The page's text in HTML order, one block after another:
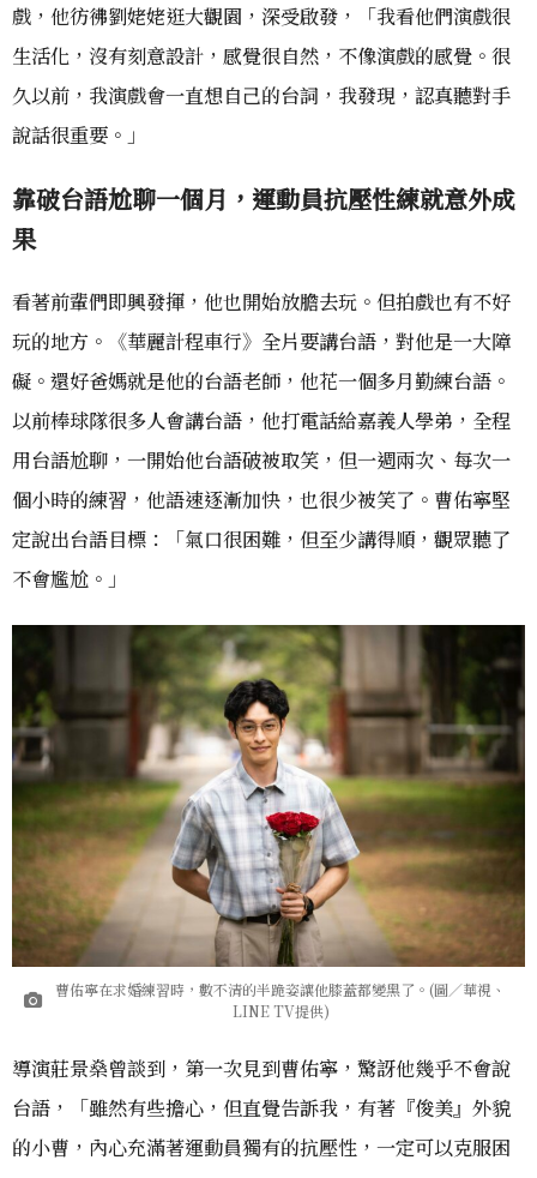
戲，他彷彿劉姥姥逛大觀園，深受啟發，「我看他們演戲很
生活化，沒有刻意設計，感覺很自然，不像演戲的感覺。很
久以前，我演戲會一直想自己的台詞，我發現，認真聽對手
說話很重要。」
靠破台語尬聊一個月，運動員抗壓性練就意外成
果
看著前輩們即興發揮，他也開始放膽去玩。但拍戲也有不好
玩的地方。《華麗計程車行》全片要講台語，對他是一大障
礙。還好爸媽就是他的台語老師，他花一個多月勤練台語。
以前棒球隊很多人會講台語，他打電話給嘉義人學弟，全程
用台語尬聊，一開始他台語破被取笑，但一週兩次、每次一
個小時的練習，他語速逐漸加快，也很少被笑了。曹佑寧堅
定說出台語目標：「氣口很困難，但至少講得順，觀眾聽了
不會尷尬。」
曹佑寧在求婚練習時，數不清的半跪姿讓他膝蓋都變黑了。(圖／華視、
LINE TV提供)
導演莊景燊曾談到，第一次見到曹佑寧，驚訝他幾乎不會說
台語，「雖然有些擔心，但直覺告訴我，有著『俊美』外貌
的小曹，內心充滿著運動員獨有的抗壓性，一定可以克服困